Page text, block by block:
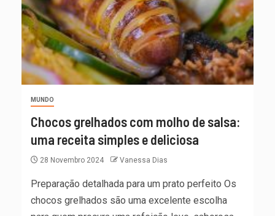
MUNDO
Chocos grelhados com molho de salsa:
uma receita simples e deliciosa
28 Novembro 2024 Vanessa Dias
Preparação detalhada para um prato perfeito Os
chocos grelhados são uma excelente escolha